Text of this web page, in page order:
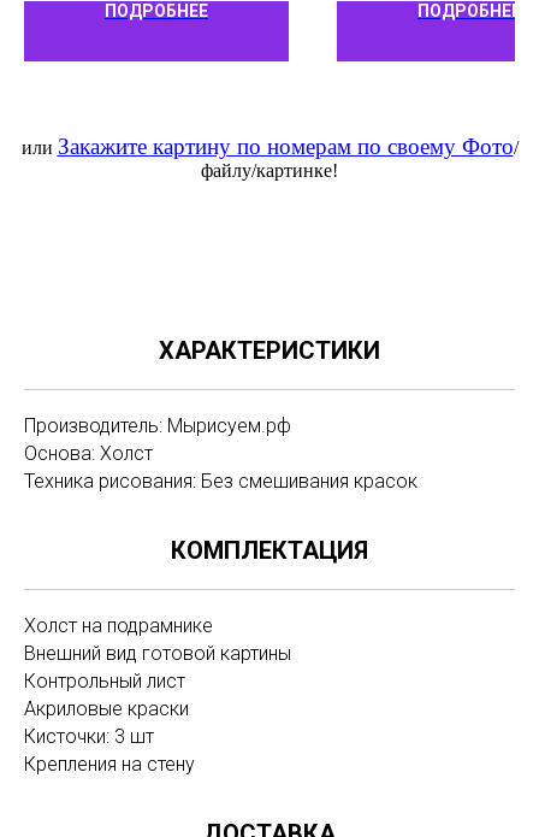
ПОДРОБНЕЕ ПОДРОБНЕЕ
или Закажите картину по номерам по своему Фото/
файлу/картинке!
ХАРАКТЕРИСТИКИ
Производитель: Мырисуем.рф
Основа: Холст
Техника рисования: Без смешивания красок
КОМПЛЕКТАЦИЯ
Холст на подрамнике
Внешний вид готовой картины
Контрольный лист
Акриловые краски
Кисточки: 3 шт
Крепления на стену